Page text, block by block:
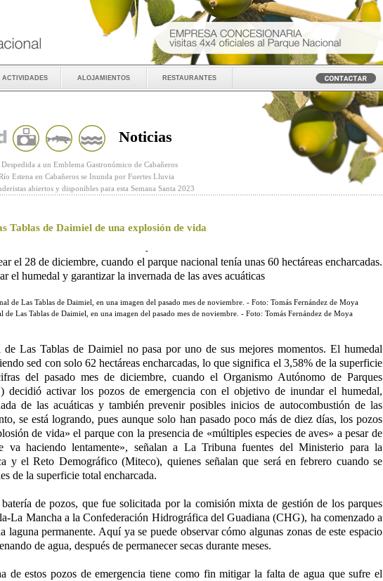
actividades alojamientos restaurantes
Noticias
a un Emblema Gastronómico de Cabañeros
Estena en Cabañeros se Inunda por Fuertes Lluvia
abiertos y disponibles para esta Semana Santa 2023
Tablas de Daimiel de una explosión de vida
-
el 28 de diciembre, cuando el parque nacional tenía unas 60 hectáreas encharcadas.
el humedal y garantizar la invernada de las aves acuáticas
de Las Tablas de Daimiel, en una imagen del pasado mes de noviembre. - Foto: Tomás Fernández de Moya
Las Tablas de Daimiel no pasa por uno de sus mejores momentos. El humedal
sed con solo 62 hectáreas encharcadas, lo que significa el 3,58% de la superficie
del pasado mes de diciembre, cuando el Organismo Autónomo de Parques
decidió activar los pozos de emergencia con el objetivo de inundar el humedal,
de las acuáticas y también prevenir posibles inicios de autocombustión de las
se está logrando, pues aunque solo han pasado poco más de diez días, los pozos
de vida» el parque con la presencia de «múltiples especies de aves» a pesar de
va haciendo lentamente», señalan a La Tribuna fuentes del Ministerio para la
y el Reto Demográfico (Miteco), quienes señalan que será en febrero cuando se
de la superficie total encharcada.
de pozos, que fue solicitada por la comisión mixta de gestión de los parques
La Mancha a la Confederación Hidrográfica del Guadiana (CHG), ha comenzado a
laguna permanente. Aquí ya se puede observar cómo algunas zonas de este espacio
de agua, después de permanecer secas durante meses.
de estos pozos de emergencia tiene como fin mitigar la falta de agua que sufre el